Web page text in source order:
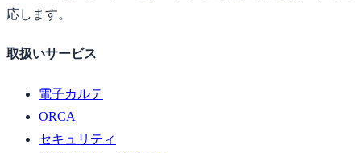
応します。
取扱いサービス
電子カルテ
ORCA
セキュリティ